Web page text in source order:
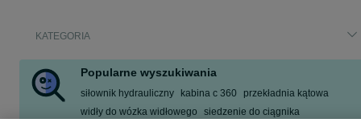
KATEGORIA
Popularne wyszukiwania
siłownik hydrauliczny kabina c 360
przekładnia kątowa
widły do wózka widłowego
siedzenie do ciągnika